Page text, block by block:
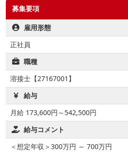
募集要項
雇用形態
正社員
職種
溶接士【27167001】
給与
月給 173,600円～542,500円
給与コメント
＜想定年収＞300万円 ～ 700万円